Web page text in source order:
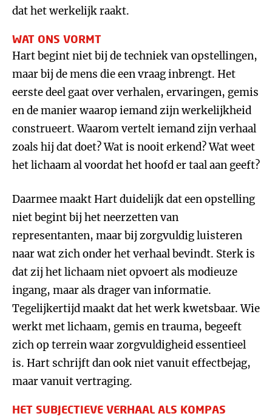
dat het werkelijk raakt.
WAT ONS VORMT
Hart begint niet bij de techniek van opstellingen,
maar bij de mens die een vraag inbrengt. Het
eerste deel gaat over verhalen, ervaringen, gemis
en de manier waarop iemand zijn werkelijkheid
construeert. Waarom vertelt iemand zijn verhaal
zoals hij dat doet? Wat is nooit erkend? Wat weet
het lichaam al voordat het hoofd er taal aan geeft?
Daarmee maakt Hart duidelijk dat een opstelling
niet begint bij het neerzetten van
representanten, maar bij zorgvuldig luisteren
naar wat zich onder het verhaal bevindt. Sterk is
dat zij het lichaam niet opvoert als modieuze
ingang, maar als drager van informatie.
Tegelijkertijd maakt dat het werk kwetsbaar. Wie
werkt met lichaam, gemis en trauma, begeeft
zich op terrein waar zorgvuldigheid essentieel
is. Hart schrijft dan ook niet vanuit effectbejag,
maar vanuit vertraging.
HET SUBJECTIEVE VERHAAL ALS KOMPAS